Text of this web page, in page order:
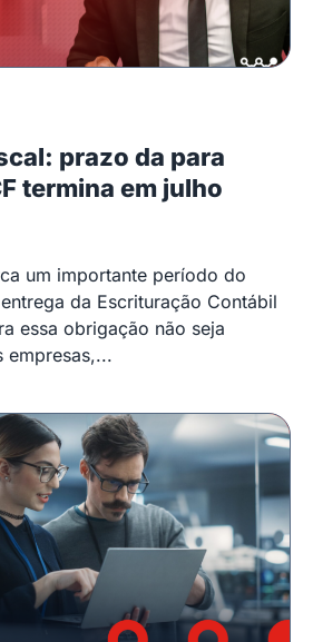
prazo da para
termina em julho
um importante período do
da Escrituração Contábil
essa obrigação não seja
empresas,...